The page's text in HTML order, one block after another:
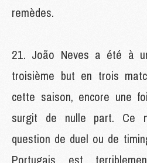
remèdes.
João Neves a été à
troisième but en trois
cette saison, encore une
surgit de nulle part. Ce
question de duel ou de
Portugais est